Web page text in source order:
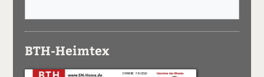
BTH-Heimtex